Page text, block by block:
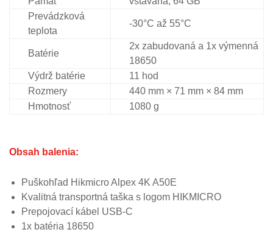
Prevádzková
teplota
-30°C až 55°C
Batérie
2x zabudovaná a 1x výmenná
18650
Výdrž batérie
11 hod
Rozmery
440 mm × 71 mm × 84 mm
Hmotnosť
1080 g
Obsah balenia:
Puškohľad Hikmicro Alpex 4K A50E
Kvalitná transportná taška s logom HIKMICRO
Prepojovací kábel USB-C
1x batéria 18650